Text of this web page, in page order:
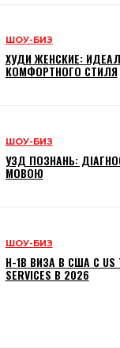
ШОУ-БИЗ
ХУДИ ЖЕНСКИЕ:
КОМФОРТНОГО СТИЛЯ
ШОУ-БИЗ
УЗД ПОЗНАНЬ:
МОВОЮ
ШОУ-БИЗ
H-1B ВИЗА В США С US
SERVICES В 2026